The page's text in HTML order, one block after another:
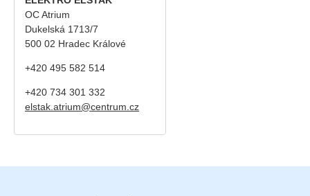
OC Atrium
Dukelská 1713/7
500 02 Hradec Králové
+420 495 582 514
+420 734 301 332
elstak.atrium@centrum.cz